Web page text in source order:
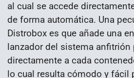
al cual se accede
de forma automática. Una
Distrobox es que añade una
lanzador del sistema anfitrión
directamente a cada
lo cual resulta cómodo y fácil